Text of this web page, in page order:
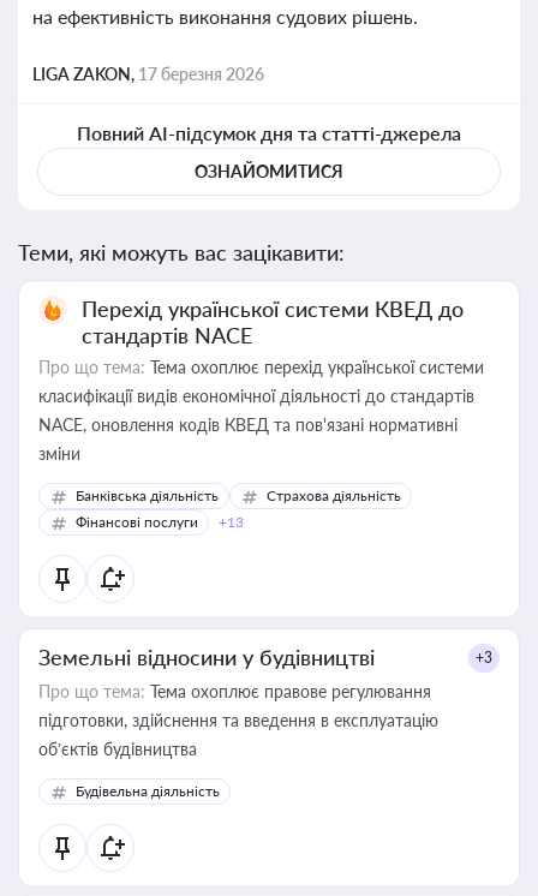
на ефективність виконання судових рішень.
LIGA ZAKON, 17 березня 2026
Повний AI-підсумок дня та статті-джерела
ОЗНАЙОМИТИСЯ
Теми, які можуть вас зацікавити:
Перехід української системи КВЕД до
стандартів NACE
Про що тема: Тема охоплює перехід української системи
класифікації видів економічної діяльності до стандартів
NACE, оновлення кодів КВЕД та пов'язані нормативні
зміни
Банківська діяльність
Страхова діяльність
Фінансові послуги
+13
Земельні відносини у будівництві +3
Про що тема: Тема охоплює правове регулювання
підготовки, здійснення та введення в експлуатацію
об’єктів будівництва
Будівельна діяльність